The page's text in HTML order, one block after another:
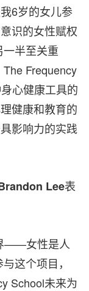
6岁的女儿参
识的女性赋权
半至关重
Frequency
心健康工具的
健康和教育的
影响力的实践
Lee表
——女性是人
这个项目，
School未来为